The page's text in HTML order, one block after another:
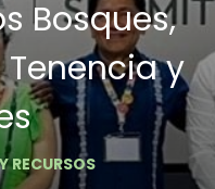
Bosques,
y
RECURSOS